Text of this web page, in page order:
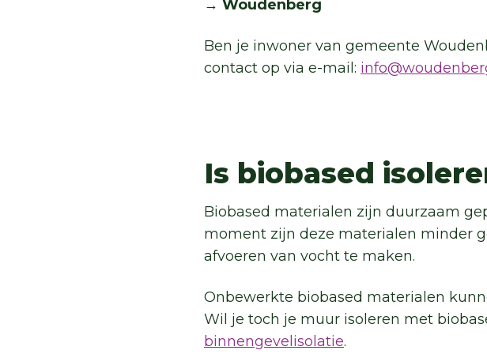
→ Woudenberg
Ben je inwoner van gemeente
contact op via e-mail:
Is biobased
Biobased materialen zijn duurzaam
moment zijn deze materialen minder
afvoeren van vocht te maken.
Onbewerkte biobased materialen
Wil je toch je muur isoleren met
binnengevelisolatie.